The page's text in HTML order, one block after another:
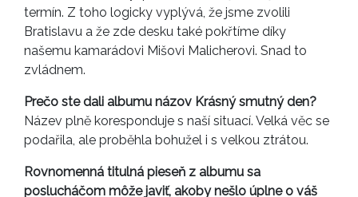
termín. Z toho logicky vyplývá, že jsme zvolili
Bratislavu a že zde desku také pokřtíme díky
našemu kamarádovi Mišovi Malicherovi. Snad to
zvládnem.
Prečo ste dali albumu názov Krásný smutný den?
Název plně koresponduje s naší situací. Velká věc se
podařila, ale proběhla bohužel i s velkou ztrátou.
Rovnomenná titulná pieseň z albumu sa
poslucháčom môže javiť, akoby nešlo úplne o váš